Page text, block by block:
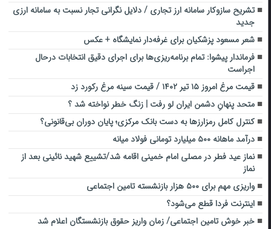
تشریح سازوکار سامانه ارز تجاری / دلایل نگرانی‌ تجار نسبت به سامانه ارزی
جدید
شعر مسعود پزشکیان برای غرفه‌دار نمایشگاه + عکس
فرماندار پیشوا: تمام برنامه‌ریزی‌ها برای اجرای دقیق انتخابات درحال
اجراست
قیمت مرغ امروز ۱۵ تیر ۱۴۰۲ / قیمت سینه مرغ رکورد زد
متحد پنهانِ دشمن ایران لو رفت | زنگ خطر نواخته شد ؟
کنترل کامل رمزارزها به دست بانک مرکزی؛ پایان دوران بی‌قانونی؟
درآمد ماهانه ۵۰۰ میلیارد تومانی فولاد میانه
نماز عید فطر در مصلی امام خمینی اقامه شد/تشییع شهید نائینی بعد از
نماز
واریزی مهم برای ۵۰۰ هزار بازنشسته تامین اجتماعی
اینترنت فردا قطع می‌شود؟
خبر خوش تامین اجتماعی/ زمان واریز حقوق بازنشستگان اعلام شد